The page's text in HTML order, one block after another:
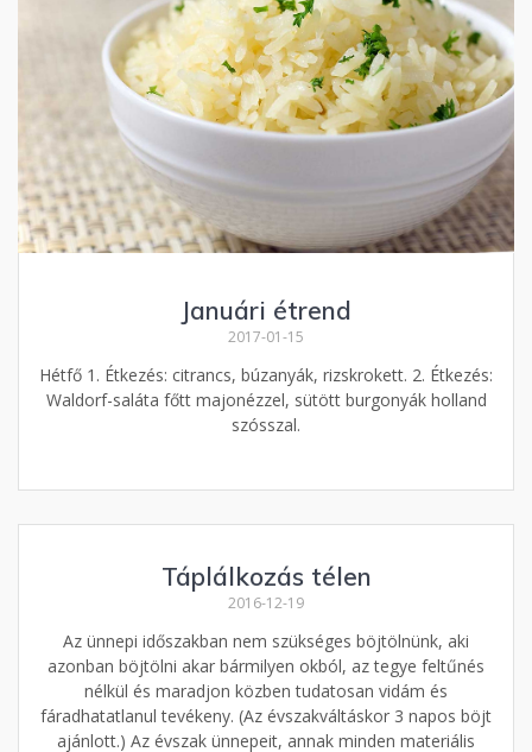
Januári étrend
2017-01-15
Hétfő 1. Étkezés: citrancs, búzanyák, rizskrokett. 2. Étkezés:
Waldorf-saláta főtt majonézzel, sütött burgonyák holland
szósszal.
Táplálkozás télen
2016-12-19
Az ünnepi időszakban nem szükséges böjtölnünk, aki
azonban böjtölni akar bármilyen okból, az tegye feltűnés
nélkül és maradjon közben tudatosan vidám és
fáradhatatlanul tevékeny. (Az évszakváltáskor 3 napos böjt
ajánlott.) Az évszak ünnepeit, annak minden materiális